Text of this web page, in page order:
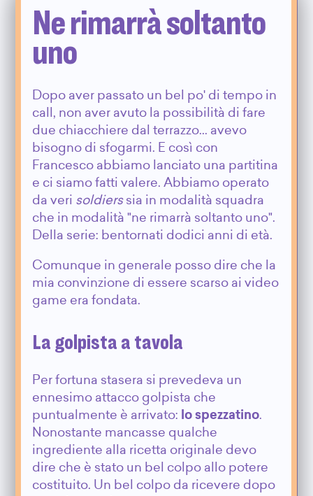
Ne rimarrà soltanto
uno
Dopo aver passato un bel po' di tempo in
call, non aver avuto la possibilità di fare
due chiacchiere dal terrazzo... avevo
bisogno di sfogarmi. E così con
Francesco abbiamo lanciato una partitina
e ci siamo fatti valere. Abbiamo operato
da veri soldierssia in modalità squadra
che in modalità "ne rimarrà soltanto uno".
Della serie: bentornati dodici anni di età.
Comunque in generale posso dire che la
mia convinzione di essere scarso ai video
game era fondata.
La golpista a tavola
Per fortuna stasera si prevedeva un
ennesimo attacco golpista che
puntualmente è arrivato: lo spezzatino.
Nonostante mancasse qualche
ingrediente alla ricetta originale devo
dire che è stato un bel colpo allo potere
costituito. Un bel colpo da ricevere dopo